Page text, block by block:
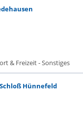
& Freizeit - Sonstiges
Hünnefeld